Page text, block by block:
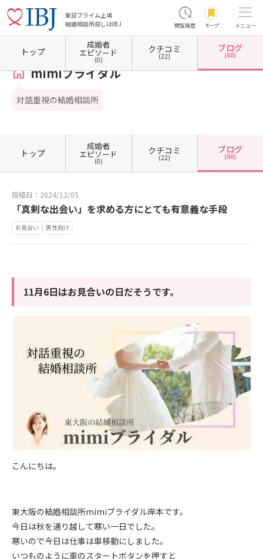
東証プライム上場
結婚相談所探しはIBJ
閲覧履歴 キープ メニュー
ホーム 大阪府の結婚相談所 大阪府東大阪市 mimiブライダル カウンセラーブログ一覧
mimiブライダル
対話重視の結婚相談所
トップ
成婚者
エピソード
(0)
クチコミ
(22)
ブログ
(60)
トップ
成婚者
エピソード
(0)
クチコミ
(22)
ブログ
(60)
投稿日：2024/12/05
「真剣な出会い」を求める方にとても有意義な手段
お見合い 男性向け
11月6日はお見合いの日だそうです。
こんにちは。
東大阪の結婚相談所mimiブライダル岸本です。
今日は秋を通り越して寒い一日でした。
寒いので今日は仕事は車移動にしました。
いつものように車のスタートボタンを押すと